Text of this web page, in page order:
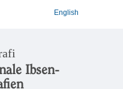
English
Ibsen-